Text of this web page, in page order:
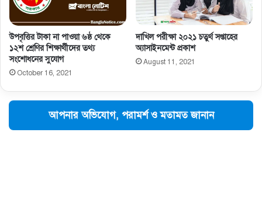
উপবৃত্তির টাকা না পাওয়া ৬ষ্ঠ থেকে
১২শ শ্রেণির শিক্ষার্থীদের তথ্য
সংশোধনের সুযোগ
October 16, 2021
দাখিল পরীক্ষা ২০২১ চতুর্থ সপ্তাহের
অ্যাসাইনমেন্ট প্রকাশ
August 11, 2021
আপনার অভিযোগ, পরামর্শ ও মতামত জানান